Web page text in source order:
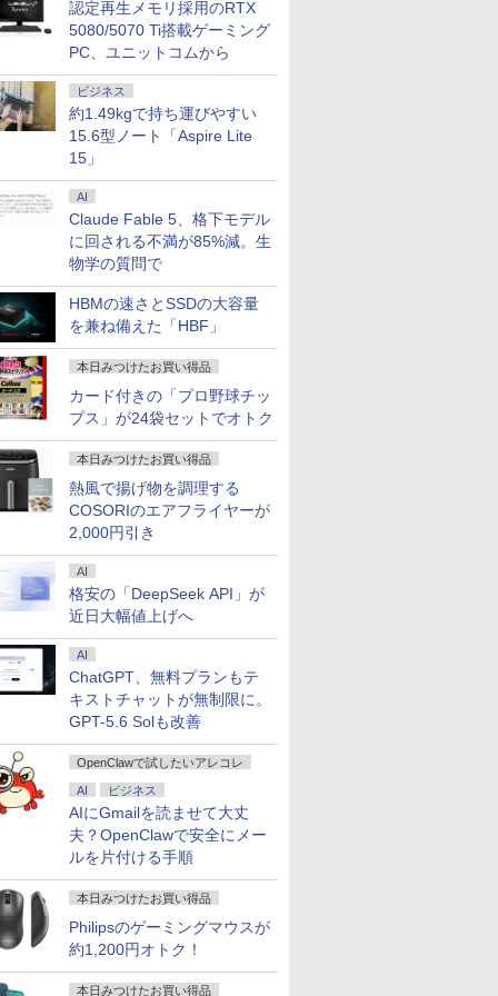
認定再生メモリ採用のRTX
5080/5070 Ti搭載ゲーミング
PC、ユニットコムから
ビジネス
約1.49kgで持ち運びやすい
15.6型ノート「Aspire Lite
15」
AI
Claude Fable 5、格下モデル
に回される不満が85%減。生
物学の質問で
HBMの速さとSSDの大容量
を兼ね備えた「HBF」
本日みつけたお買い得品
カード付きの「プロ野球チッ
プス」が24袋セットでオトク
本日みつけたお買い得品
熱風で揚げ物を調理する
COSORIのエアフライヤーが
2,000円引き
AI
格安の「DeepSeek API」が
近日大幅値上げへ
AI
ChatGPT、無料プランもテ
キストチャットが無制限に。
GPT-5.6 Solも改善
OpenClawで試したいアレコレ
AI ビジネス
AIにGmailを読ませて大丈
夫？OpenClawで安全にメー
ルを片付ける手順
本日みつけたお買い得品
Philipsのゲーミングマウスが
約1,200円オトク！
本日みつけたお買い得品